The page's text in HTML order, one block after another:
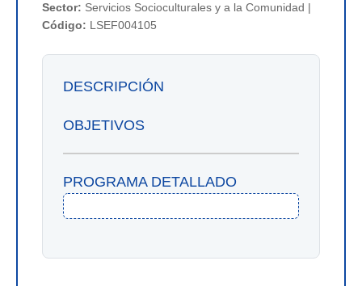
Sector: Servicios Socioculturales y a la Comunidad |
Código: LSEF004105
DESCRIPCIÓN
OBJETIVOS
PROGRAMA DETALLADO